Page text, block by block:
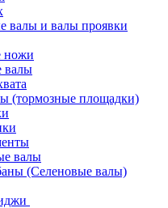
валы и валы проявки
ножи
валы
(тормозные площадки)
валы
(Селеновые валы)